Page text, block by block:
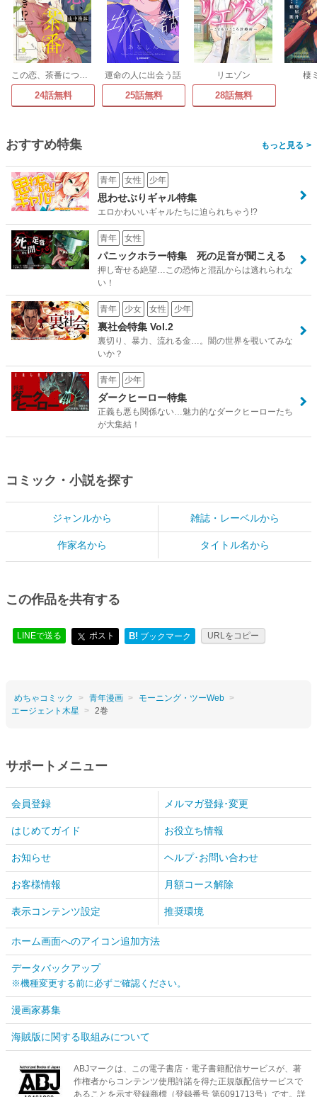
この恋、茶番につき!?
24話無料
運命の人に出会う話
25話無料
リエゾン
28話無料
棲
おすすめ特集 >
青年 女性 少年
思わせぶりギャル特集
エロかわいいギャルたちに迫られちゃう!?
青年 女性
パニックホラー特集 死の足音が聞こえる
押し寄せる絶望…この恐怖と混乱からは逃れられな
い！
青年 少女 女性 少年
裏社会特集 Vol.2
裏切り、暴力、流れる金…。闇の世界を覗いてみな
いか？
青年 少年
ダークヒーロー特集
正義も悪も関係ない…魅力的なダークヒーローたち
が大集結！
コミック・小説を探す
ジャンルから 雑誌・レーベルから
作家名から タイトル名から
この作品を共有する
LINEで送る ポスト B! ブックマーク URLをコピー
めちゃコミック 青年漫画
モーニング・ツーWeb
エージェント木星
2巻
サポートメニュー
会員登録 メルマガ登録･変更
はじめてガイド お役立ち情報
お知らせ ヘルプ･お問い合わせ
お客様情報 月額コース解除
表示コンテンツ設定 推奨環境
ホーム画面へのアイコン追加方法
データバックアップ
※機種変更する前に必ずご確認ください。
漫画家募集
海賊版に関する取組みについて
ABJマークは、この電子書店・電子書籍配信サービスが、著
作権者からコンテンツ使用許諾を得た正規版配信サービスで
あることを示す登録商標（登録番号 第6091713号）です。詳